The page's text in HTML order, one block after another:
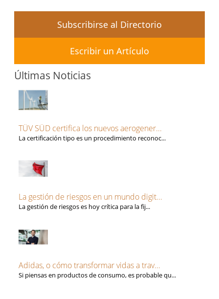
Subscribirse al Directorio
Escribir un Artículo
Últimas Noticias
TÜV SÜD certifica los nuevos aerogener...
La certificación tipo es un procedimiento reconoc...
La gestión de riesgos en un mundo digit...
La gestión de riesgos es hoy crítica para la fij...
Adidas, o cómo transformar vidas a trav...
Si piensas en productos de consumo, es probable qu...